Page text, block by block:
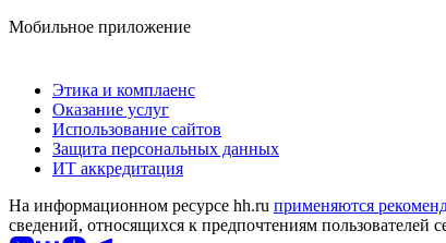
Мобильное приложение
Этика и комплаенс
Оказание услуг
Использование сайтов
Защита персональных данных
ИТ аккредитация
На информационном ресурсе hh.ru применяются
сведений, относящихся к предпочтениям